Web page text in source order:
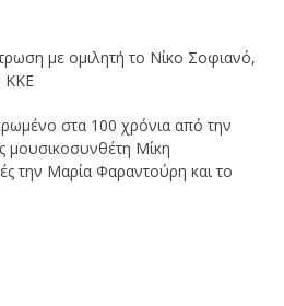
με ομιλητή το Νίκο Σοφιανό,
ΚΚΕ
στα 100 χρόνια από την
μουσικοσυνθέτη Μίκη
την Μαρία Φαραντούρη και το